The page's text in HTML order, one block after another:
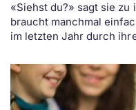
«Siehst du?» sagt sie
braucht manchmal
im letzten Jahr durch